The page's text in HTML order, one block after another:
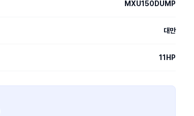
MXU150DUMP
대만
11HP